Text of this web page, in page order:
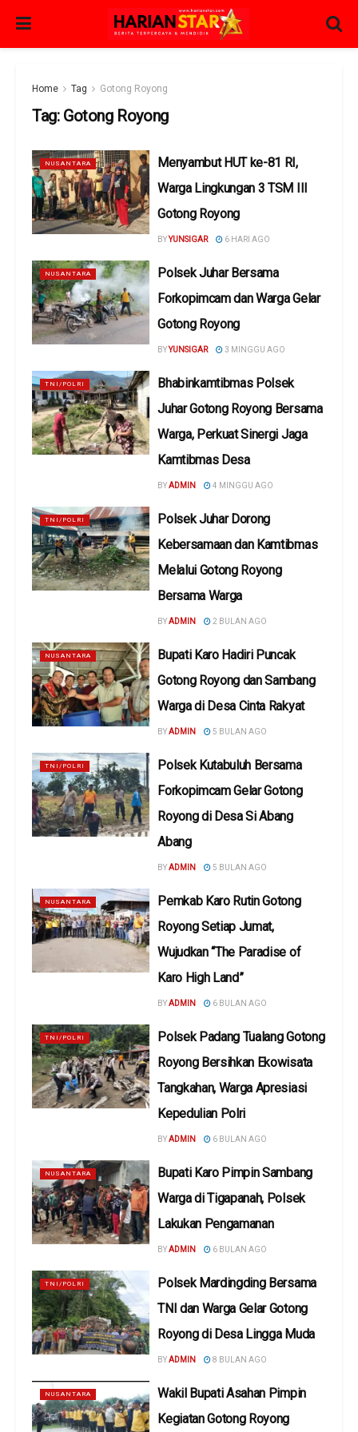
Home Tag Gotong Royong
Tag: Gotong Royong
NUSANTARA
Menyambut HUT ke-81 RI,
Warga Lingkungan 3 TSM III
Gotong Royong
BYYUNSIGAR 6 HARI AGO
NUSANTARA
Polsek Juhar Bersama
Forkopimcam dan Warga Gelar
Gotong Royong
BYYUNSIGAR 3 MINGGU AGO
TNI/POLRI
Bhabinkamtibmas Polsek
Juhar Gotong Royong Bersama
Warga, Perkuat Sinergi Jaga
Kamtibmas Desa
BYADMIN 4 MINGGU AGO
TNI/POLRI
Polsek Juhar Dorong
Kebersamaan dan Kamtibmas
Melalui Gotong Royong
Bersama Warga
BYADMIN 2 BULAN AGO
NUSANTARA
Bupati Karo Hadiri Puncak
Gotong Royong dan Sambang
Warga di Desa Cinta Rakyat
BYADMIN 5 BULAN AGO
TNI/POLRI
Polsek Kutabuluh Bersama
Forkopimcam Gelar Gotong
Royong di Desa Si Abang
Abang
BYADMIN 5 BULAN AGO
NUSANTARA
Pemkab Karo Rutin Gotong
Royong Setiap Jumat,
Wujudkan “The Paradise of
Karo High Land”
BYADMIN 6 BULAN AGO
TNI/POLRI
Polsek Padang Tualang Gotong
Royong Bersihkan Ekowisata
Tangkahan, Warga Apresiasi
Kepedulian Polri
BYADMIN 6 BULAN AGO
NUSANTARA
Bupati Karo Pimpin Sambang
Warga di Tigapanah, Polsek
Lakukan Pengamanan
BYADMIN 6 BULAN AGO
TNI/POLRI
Polsek Mardingding Bersama
TNI dan Warga Gelar Gotong
Royong di Desa Lingga Muda
BYADMIN 8 BULAN AGO
NUSANTARA
Wakil Bupati Asahan Pimpin
Kegiatan Gotong Royong